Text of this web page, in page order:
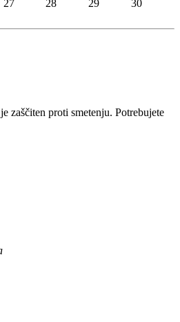
27 28 29
30
zaščiten proti smetenju. Potrebujete